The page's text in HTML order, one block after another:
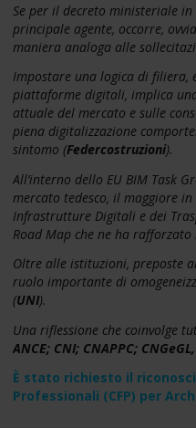
Se per il decreto ministeriale
principale agente, occorre,
maniera analoga alle
Impostare una logica di filiera,
piattaforme digitali, implica
attuale del mercato e sulle
piena digitalizzazione
sintomo (Federcostruzioni).
All’interno dello EU BIM Task
mercato tedesco, il maggiore
Infrastrutture Digitali e dei
Road Map che ne ha
Oltre alle istituzioni, preposte
ruolo importante di
(UNI).
Una riflessione che coinvolge
ANCE; CNI; CNAPPC;
È stato richiesto il
Professionali (CFP) per